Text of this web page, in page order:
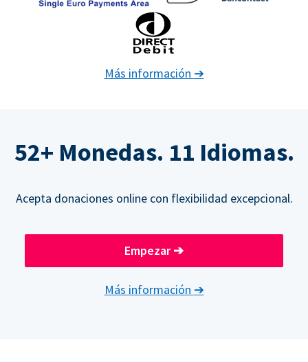
Más información ➔
52+ Monedas. 11 Idiomas.
Acepta donaciones online con flexibilidad excepcional.
Empezar➔
Más información ➔